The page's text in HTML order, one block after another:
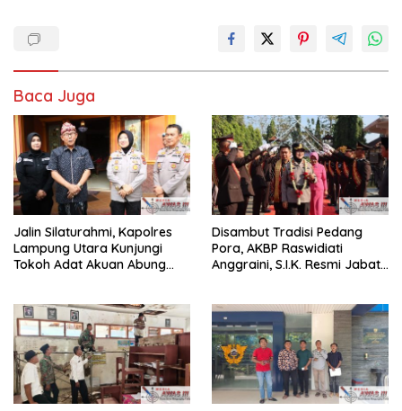
Baca Juga
Jalin Silaturahmi, Kapolres
Lampung Utara Kunjungi
Tokoh Adat Akuan Abung
Disambut Tradisi Pedang
Pora, AKBP Raswidiati
Anggraini, S.I.K. Resmi Jabat